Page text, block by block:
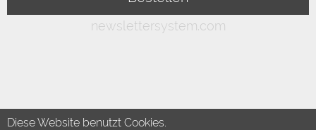
Diese Website benutzt Cookies.